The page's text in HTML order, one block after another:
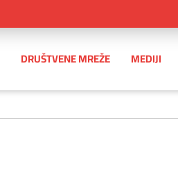
DRUŠTVENE MREŽE MEDIJI